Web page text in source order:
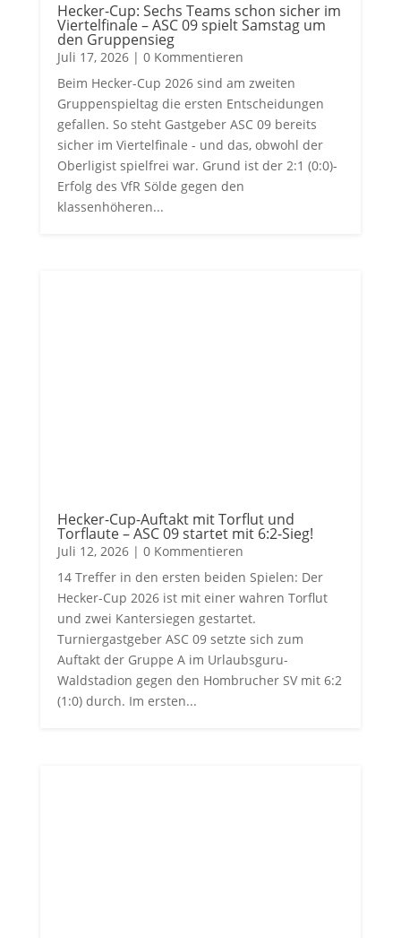
Hecker-Cup: Sechs Teams schon sicher im
Viertelfinale – ASC 09 spielt Samstag um
den Gruppensieg
Juli 17, 2026| 0 Kommentieren
Beim Hecker-Cup 2026 sind am zweiten
Gruppenspieltag die ersten Entscheidungen
gefallen. So steht Gastgeber ASC 09 bereits
sicher im Viertelfinale - und das, obwohl der
Oberligist spielfrei war. Grund ist der 2:1 (0:0)-
Erfolg des VfR Sölde gegen den
klassenhöheren...
Hecker-Cup-Auftakt mit Torflut und
Torflaute – ASC 09 startet mit 6:2-Sieg!
Juli 12, 2026| 0 Kommentieren
14 Treffer in den ersten beiden Spielen: Der
Hecker-Cup 2026 ist mit einer wahren Torflut
und zwei Kantersiegen gestartet.
Turniergastgeber ASC 09 setzte sich zum
Auftakt der Gruppe A im Urlaubsguru-
Waldstadion gegen den Hombrucher SV mit 6:2
(1:0) durch. Im ersten...